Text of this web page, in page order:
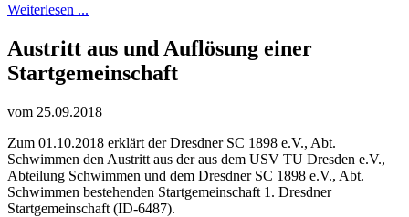
Weiterlesen ...
Austritt aus und Auflösung einer
Startgemeinschaft
vom 25.09.2018
Zum 01.10.2018 erklärt der Dresdner SC 1898 e.V., Abt.
Schwimmen den Austritt aus der aus dem USV TU Dresden e.V.,
Abteilung Schwimmen und dem Dresdner SC 1898 e.V., Abt.
Schwimmen bestehenden Startgemeinschaft 1. Dresdner
Startgemeinschaft (ID-6487).